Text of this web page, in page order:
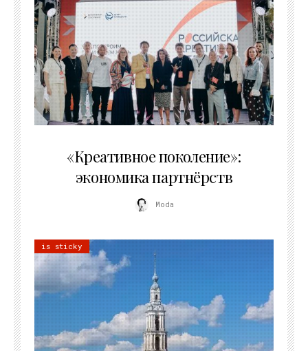
«Креативное поколение»:
экономика партнёрств
Moda
is sticky